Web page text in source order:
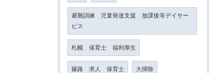
避難訓練 児童発達支援 放課後等デイサー
ビス
札幌 保育士 福利厚生
篠路 求人 保育士 大掃除